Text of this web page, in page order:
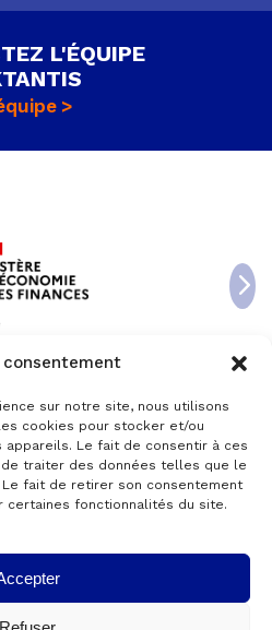
consentement
sur notre site, nous utilisons
cookies pour stocker et/ou
appareils. Le fait de consentir à ces
traiter des données telles que le
fait de retirer son consentement
certaines fonctionnalités du site.
L'ÉQUIPE
-